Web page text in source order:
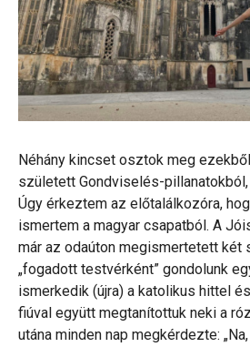
Néhány kincset osztok meg
született Gondviselés-
Úgy érkeztem az előtalálkozóra,
ismertem a magyar csapatból. A
már az odaúton megismertetett két
„fogadott testvérként” gondolunk
ismerkedik (újra) a katolikus hittel
fiúval együtt megtanítottuk neki a
utána minden nap megkérdezte: